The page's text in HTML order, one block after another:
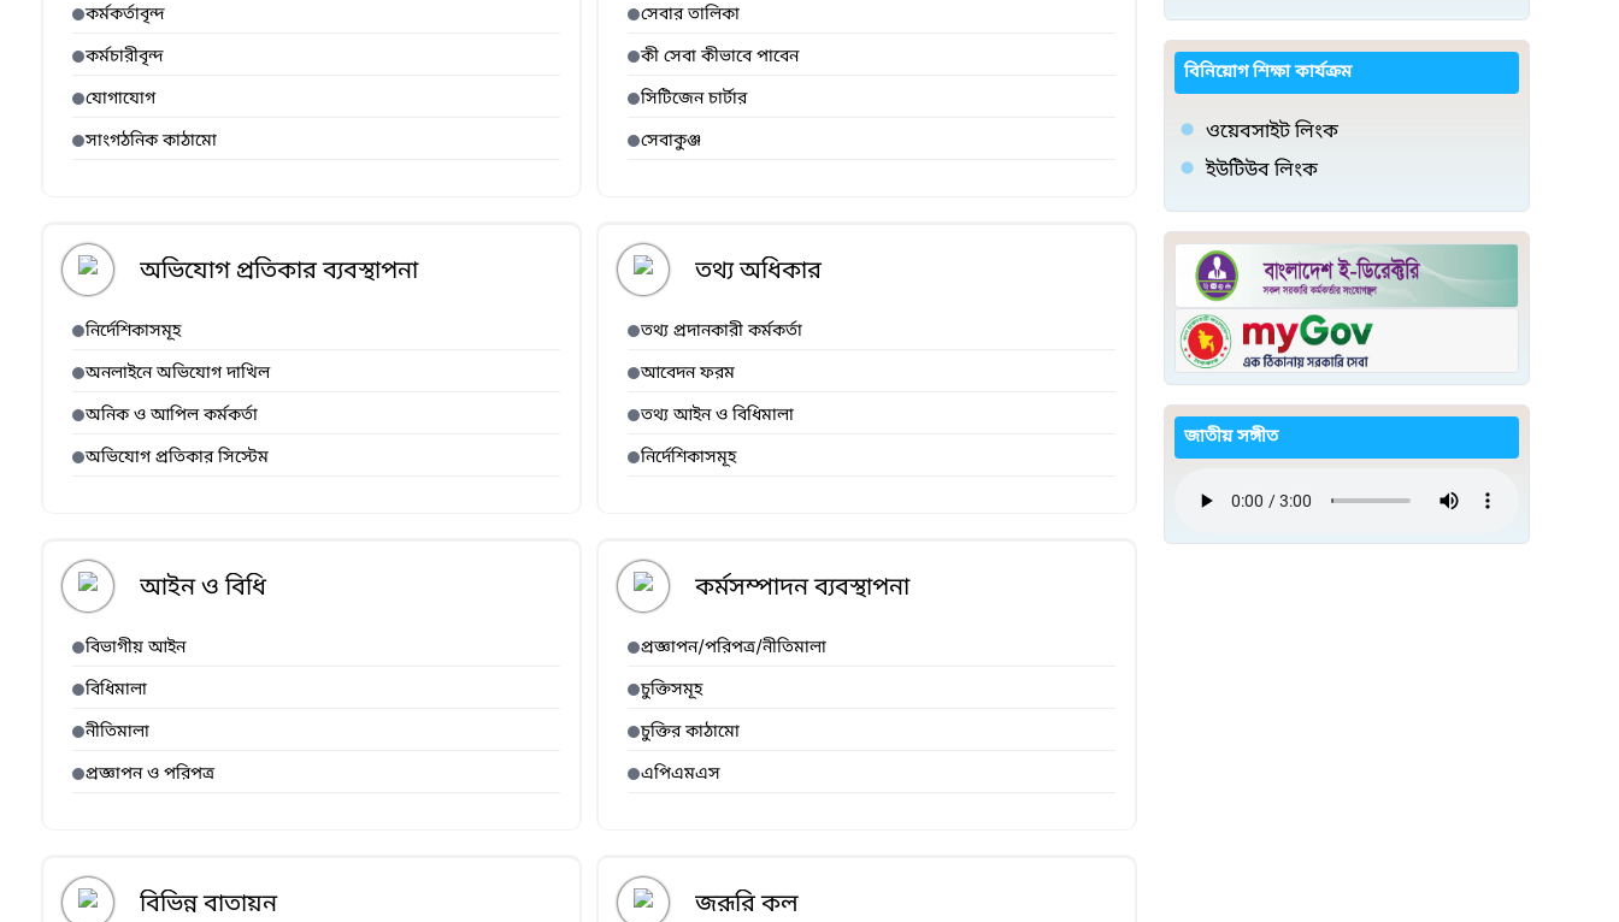
কর্মকর্তাবৃন্দ
কর্মচারীবৃন্দ
যোগাযোগ
সাংগঠনিক কাঠামো
সেবার তালিকা
কী সেবা কীভাবে পাবেন
সিটিজেন চার্টার
সেবাকুঞ্জ
অভিযোগ প্রতিকার ব্যবস্থাপনা
নির্দেশিকাসমূহ
অনলাইনে অভিযোগ দাখিল
অনিক ও আপিল কর্মকর্তা
অভিযোগ প্রতিকার সিস্টেম
তথ্য অধিকার
তথ্য প্রদানকারী কর্মকর্তা
আবেদন ফরম
তথ্য আইন ও বিধিমালা
নির্দেশিকাসমূহ
আইন ও বিধি
বিভাগীয় আইন
বিধিমালা
নীতিমালা
প্রজ্ঞাপন ও পরিপত্র
কর্মসম্পাদন ব্যবস্থাপনা
প্রজ্ঞাপন/পরিপত্র/নীতিমালা
চুক্তিসমূহ
চুক্তির কাঠামো
এপিএমএস
বিভিন্ন বাতায়ন জরূরি কল
বিনিয়োগ শিক্ষা কার্যক্রম
ওয়েবসাইট লিংক
ইউটিউব লিংক
জাতীয় সঙ্গীত